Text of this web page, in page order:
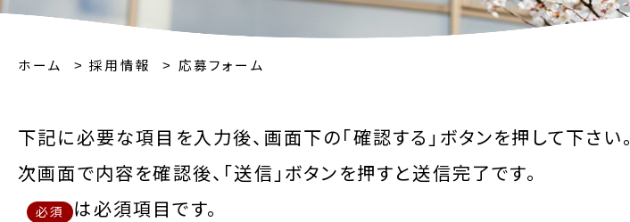
ホーム 採用情報 応募フォーム
下記に必要な項目を入力後、画面下の「確認する」ボタンを押して下さい。
次画面で内容を確認後、「送信」ボタンを押すと送信完了です。
必須 は必須項目です。